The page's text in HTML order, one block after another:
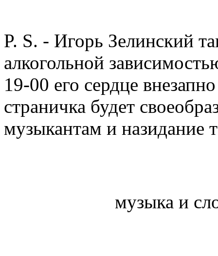
P. S. - Игорь Зелинский
алкогольной
19-00 его сердце
страничка будет
музыкантам и назидание
музыка и